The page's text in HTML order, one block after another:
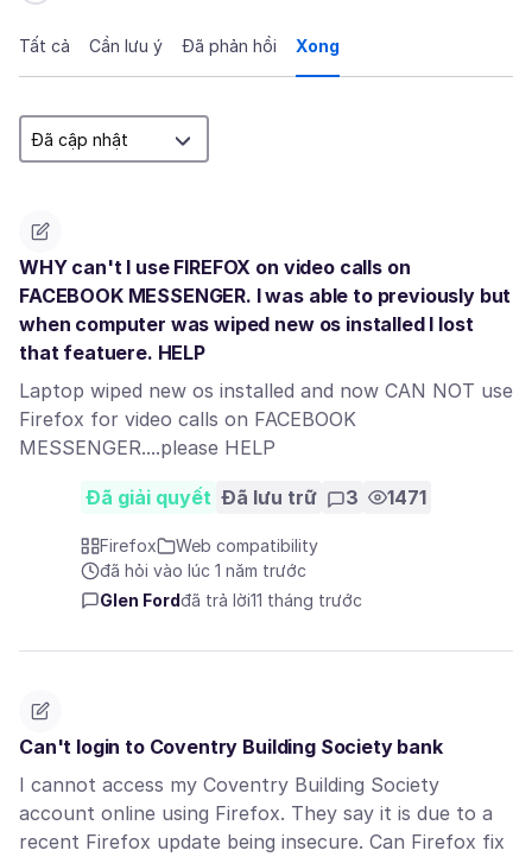
Tất cả Cần lưu ý Đã phản hồi Xong
WHY can't I use FIREFOX on video calls on
FACEBOOK MESSENGER. I was able to previously but
when computer was wiped new os installed I lost
that featuere. HELP
Laptop wiped new os installed and now CAN NOT use
Firefox for video calls on FACEBOOK
MESSENGER....please HELP
Đã giải quyết Đã lưu trữ 3 1471
Firefox
Web compatibility
đã hỏi vào lúc 1 năm trước
Glen Fordđã trả lời11 tháng trước
Can't login to Coventry Building Society bank
I cannot access my Coventry Building Society
account online using Firefox. They say it is due to a
recent Firefox update being insecure. Can Firefox fix